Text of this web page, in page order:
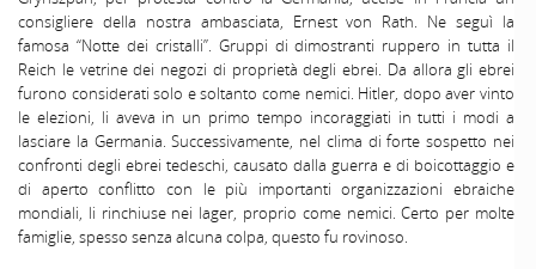
consigliere della nostra ambasciata, Ernest von Rath. Ne seguì la
famosa “Notte dei cristalli”. Gruppi di dimostranti ruppero in tutta il
Reich le vetrine dei negozi di proprietà degli ebrei. Da allora gli ebrei
furono considerati solo e soltanto come nemici. Hitler, dopo aver vinto
le elezioni, li aveva in un primo tempo incoraggiati in tutti i modi a
lasciare la Germania. Successivamente, nel clima di forte sospetto nei
confronti degli ebrei tedeschi, causato dalla guerra e di boicottaggio e
di aperto conflitto con le più importanti organizzazioni ebraiche
mondiali, li rinchiuse nei lager, proprio come nemici. Certo per molte
famiglie, spesso senza alcuna colpa, questo fu rovinoso.